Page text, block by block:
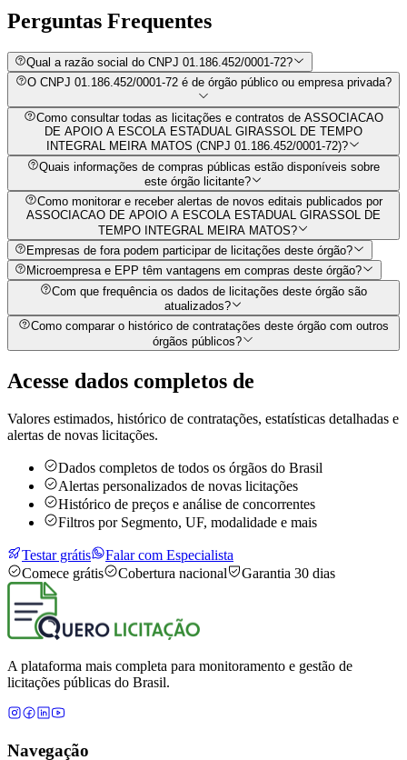
Perguntas Frequentes
Qual a razão social do CNPJ 01.186.452/0001-72?
O CNPJ 01.186.452/0001-72 é de órgão público ou empresa privada?
Como consultar todas as licitações e contratos de ASSOCIACAO
DE APOIO A ESCOLA ESTADUAL GIRASSOL DE TEMPO
INTEGRAL MEIRA MATOS (CNPJ 01.186.452/0001-72)?
Quais informações de compras públicas estão disponíveis sobre
este órgão licitante?
Como monitorar e receber alertas de novos editais publicados por
ASSOCIACAO DE APOIO A ESCOLA ESTADUAL GIRASSOL DE
TEMPO INTEGRAL MEIRA MATOS?
Empresas de fora podem participar de licitações deste órgão?
Microempresa e EPP têm vantagens em compras deste órgão?
Com que frequência os dados de licitações deste órgão são
atualizados?
Como comparar o histórico de contratações deste órgão com outros
órgãos públicos?
Acesse dados completos de
Valores estimados, histórico de contratações, estatísticas detalhadas e
alertas de novas licitações.
Dados completos de todos os órgãos do Brasil
Alertas personalizados de novas licitações
Histórico de preços e análise de concorrentes
Filtros por Segmento, UF, modalidade e mais
Testar grátis
Falar com Especialista
Comece grátis
Cobertura nacional Garantia 30 dias
A plataforma mais completa para monitoramento e gestão de
licitações públicas do Brasil.
Navegação